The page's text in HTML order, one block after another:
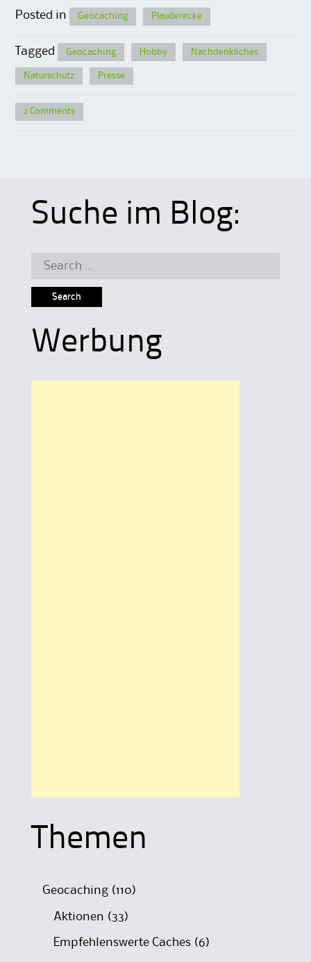
Posted in Geocaching Plauderecke
Tagged Geocaching Hobby Nachdenkliches
Naturschutz Presse
2 Comments
Suche im Blog:
Search
Werbung
Themen
Geocaching(110)
Aktionen (33)
Empfehlenswerte Caches(6)